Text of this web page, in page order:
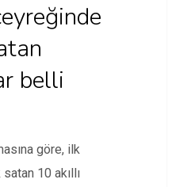
belli
göre, ilk
10 akıllı